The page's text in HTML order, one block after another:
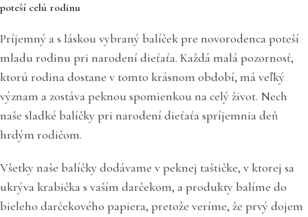
poteší celú rodinu
Príjemný a s láskou vybraný balíček pre novorodenca poteší
mladu rodinu pri narodení dieťaťa. Každá malá pozornosť,
ktorú rodina dostane v tomto krásnom období, má veľký
význam a zostáva peknou spomienkou na celý život. Nech
naše sladké balíčky pri narodení dieťaťa spríjemnia deň
hrdým rodičom.
Všetky naše balíčky dodávame v peknej taštičke, v ktorej sa
ukrýva krabička s vaším darčekom, a produkty balíme do
bieleho darčekového papiera, pretože veríme, že prvý dojem